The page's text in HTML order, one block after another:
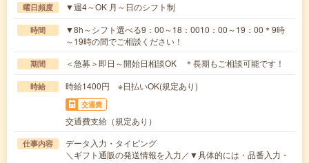
曜日頻度 ▼週4～OK 月～日のシフト制
時間
▼8h～シフト選べる9：00～18：0010：00～19：00＊9時
～19時の間でご相談ください！
期間 ＜急募＞即日～開始日相談OK ＊長期もご相談可能です！
時給 時給1400円 ※日払いOK(規定あり)
交通費
交通費支給（規定あり）
仕事内容
データ入力・タイピング
＼ギフト通販の発送情報を入力／▼具体的には・品番入力・